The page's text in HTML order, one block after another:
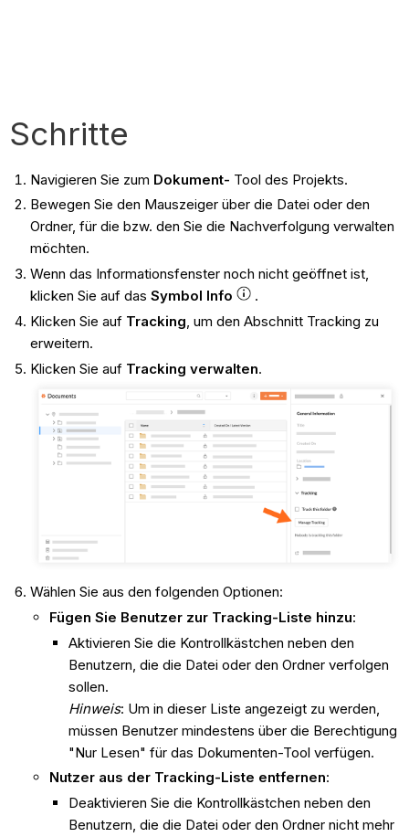
Schritte
Navigieren Sie zum Dokument- Tool des Projekts.
Bewegen Sie den Mauszeiger über die Datei oder den
Ordner, für die bzw. den Sie die Nachverfolgung verwalten
möchten.
Wenn das Informationsfenster noch nicht geöffnet ist,
klicken Sie auf das Symbol Info
.
Klicken Sie auf Tracking, um den Abschnitt Tracking zu
erweitern.
Klicken Sie auf Tracking verwalten.
Wählen Sie aus den folgenden Optionen:
Fügen Sie Benutzer zur Tracking-Liste hinzu:
Aktivieren Sie die Kontrollkästchen neben den
Benutzern, die die Datei oder den Ordner verfolgen
sollen.
Hinweis: Um in dieser Liste angezeigt zu werden,
müssen Benutzer mindestens über die Berechtigung
"Nur Lesen" für das Dokumenten-Tool verfügen.
Nutzer aus der Tracking-Liste entfernen:
Deaktivieren Sie die Kontrollkästchen neben den
Benutzern, die die Datei oder den Ordner nicht mehr